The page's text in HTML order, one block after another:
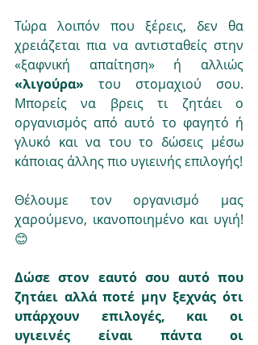
Τώρα λοιπόν που ξέρεις, δεν θα
χρειάζεται πια να αντισταθείς στην
«λιγούρα» του στομαχιού σου.
Μπορείς να βρεις τι ζητάει ο
οργανισμός από αυτό το φαγητό ή
γλυκό και να του το δώσεις μέσω
κάποιας άλλης πιο υγιεινής επιλογής!
Θέλουμε τον οργανισμό μας
χαρούμενο, ικανοποιημένο και υγιή!
😊
Δώσε στον εαυτό σου αυτό που
ζητάει αλλά ποτέ μην ξεχνάς ότι
υπάρχουν επιλογές, και οι
υγιεινές είναι πάντα οι